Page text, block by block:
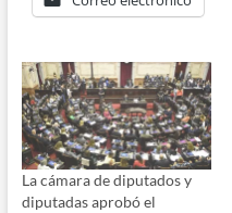
La cámara de diputados y
diputadas aprobó el